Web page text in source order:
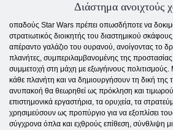
Διάστημα ανοιχτούς
οπαδούς Star Wars πρέπει οπωσδήποτε να
στρατιωτικός διοικητής του διαστημικού
απέραντο γαλάζιο του ουρανού, ανοίγοντας το
πλανήτες, συμπεριλαμβανομένης της προστασίας
συμμετοχή στη μάχη με εξωγήινους πολιτισμούς.
κάθε πλανήτη και να δημιουργήσουν τη δική της
ανυπακοή θα θεωρηθεί ως πρόκληση και
επιστημονικά εργαστήρια, τα ορυχεία, τα
χρησιμεύσουν ως προπύργιο για να εξοπλίσει
σύγχρονα όπλα και εχθρούς επίθεση, σύνθλιψη